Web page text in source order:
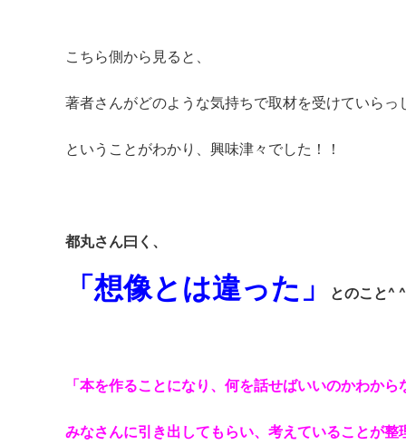
こちら側から見ると、
著者さんがどのような気持ちで取材を受けていらっ
ということがわかり、興味津々でした！！
都丸さん曰く、
「想像とは違った」 とのこと^ ^
「本を作ることになり、何を話せばいいのかわから
みなさんに引き出してもらい、考えていることが整